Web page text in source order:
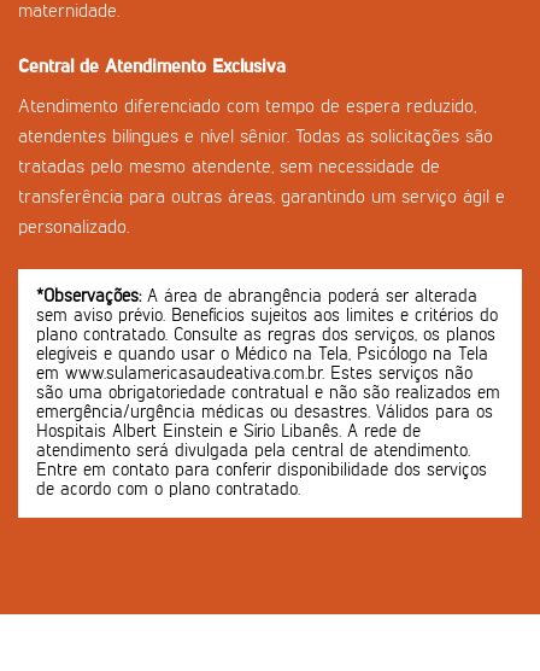
maternidade.
Central de Atendimento Exclusiva
Atendimento diferenciado com tempo de espera reduzido,
atendentes bilíngues e nível sênior. Todas as solicitações são
tratadas pelo mesmo atendente, sem necessidade de
transferência para outras áreas, garantindo um serviço ágil e
personalizado.
*Observações:A área de abrangência poderá ser alterada
sem aviso prévio. Benefícios sujeitos aos limites e critérios do
plano contratado. Consulte as regras dos serviços, os planos
elegíveis e quando usar o Médico na Tela, Psicólogo na Tela
em www.sulamericasaudeativa.com.br. Estes serviços não
são uma obrigatoriedade contratual e não são realizados em
emergência/urgência médicas ou desastres. Válidos para os
Hospitais Albert Einstein e Sírio Libanês. A rede de
atendimento será divulgada pela central de atendimento.
Entre em contato para conferir disponibilidade dos serviços
de acordo com o plano contratado.